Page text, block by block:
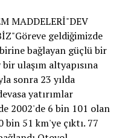
MADDELERİ"DEV
geldiğimizde
bağlayan güçlü bir
ulaşım altyapısına
sonra 23 yılda
yatırımlar
2002'de 6 bin 101 olan
51 km'ye çıktı. 77